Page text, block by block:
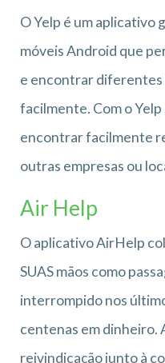
O Yelp é um aplicativo
móveis Android que
e encontrar diferentes
facilmente. Com o
encontrar facilmente
outras empresas ou
Air Help
O aplicativo AirHelp
SUAS mãos como
interrompido nos
centenas em dinheiro.
reivindicação junto à